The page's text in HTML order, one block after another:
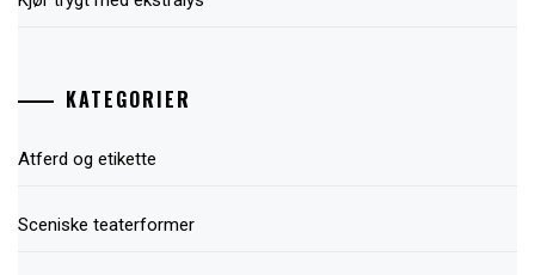
KATEGORIER
Atferd og etikette
Sceniske teaterformer